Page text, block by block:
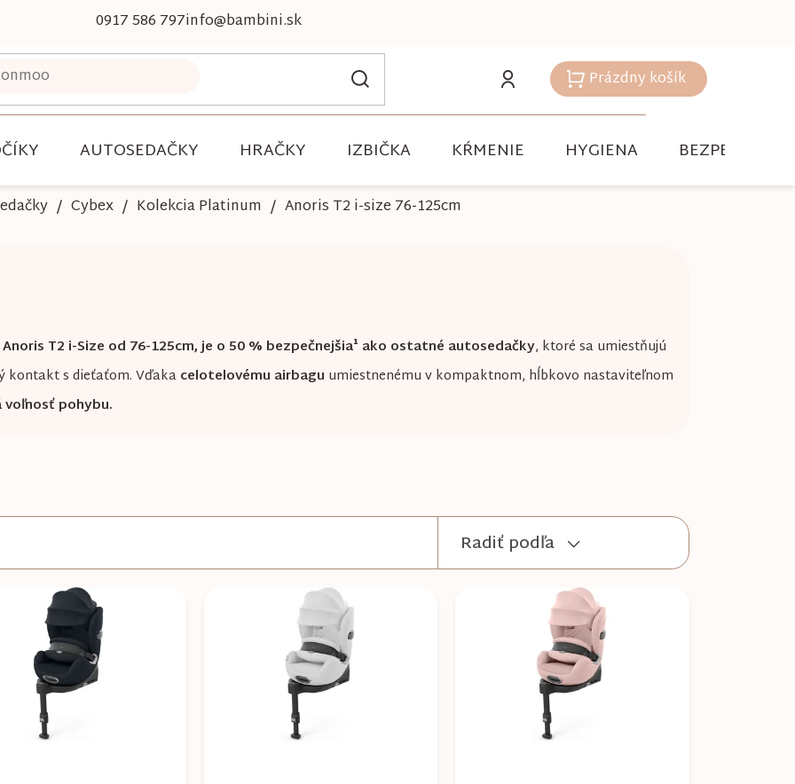
0917 586 797info@bambini.sk
Nákupný
košík
Prázdny košík
AUTOSEDAČKY HRAČKY IZBIČKA KŔMENIE HYGIENA BEZPEČNOSŤ
Cybex Kolekcia Platinum Anoris T2 i-size 76-125cm
T2 i-Size od 76-125cm, je o 50 % bezpečnejšia¹ ako ostatné autosedačky, ktoré sa umiestňujú
kontakt s dieťaťom. Vďakacelotelovému airbagu umiestnenému v kompaktnom, hĺbkovo nastaviteľnom
voľnosť pohybu.
Radiť podľa